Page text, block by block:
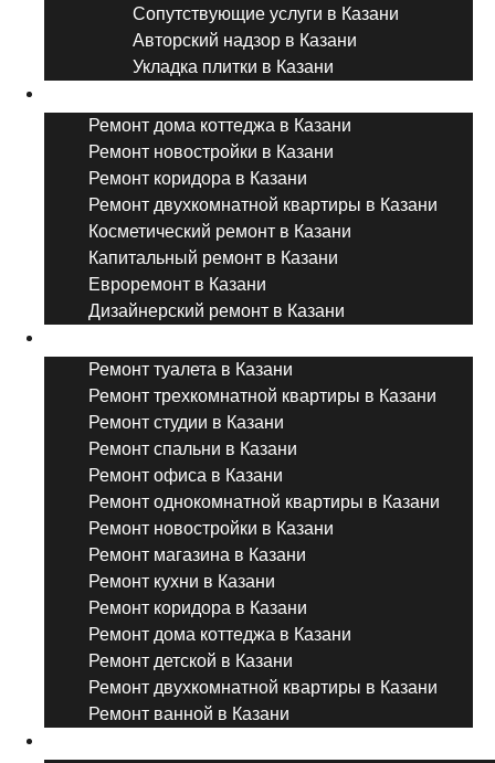
Сопутствующие услуги в Казани
Авторский надзор в Казани
Укладка плитки в Казани
Ремонт дома коттеджа в Казани
Ремонт новостройки в Казани
Ремонт коридора в Казани
Ремонт двухкомнатной квартиры в Казани
Косметический ремонт в Казани
Капитальный ремонт в Казани
Евроремонт в Казани
Дизайнерский ремонт в Казани
Ремонт туалета в Казани
Ремонт трехкомнатной квартиры в Казани
Ремонт студии в Казани
Ремонт спальни в Казани
Ремонт офиса в Казани
Ремонт однокомнатной квартиры в Казани
Ремонт новостройки в Казани
Ремонт магазина в Казани
Ремонт кухни в Казани
Ремонт коридора в Казани
Ремонт дома коттеджа в Казани
Ремонт детской в Казани
Ремонт двухкомнатной квартиры в Казани
Ремонт ванной в Казани